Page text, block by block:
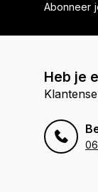
Abonneer
Heb je